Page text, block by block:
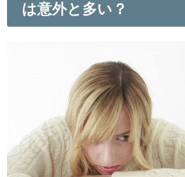
は意外と多い？